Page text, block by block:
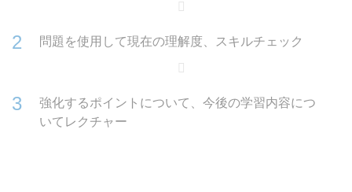
問題を使用して現在の理解度、スキルチェック
強化するポイントについて、今後の学習内容につ
いてレクチャー